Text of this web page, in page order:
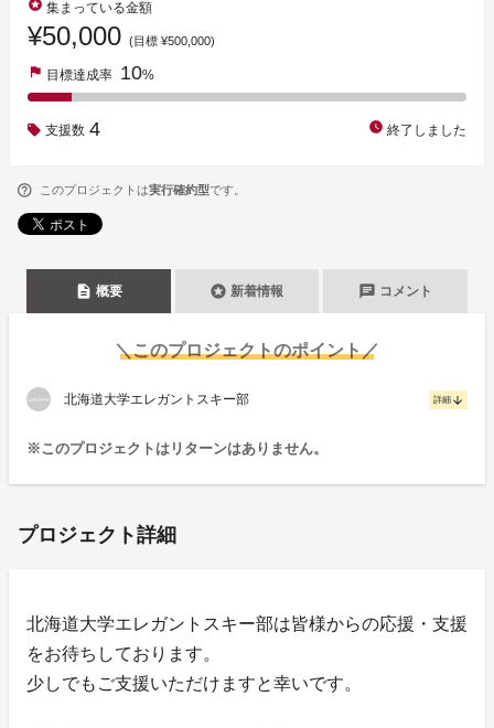
stars 集まっている金額
¥50,000 (目標 ¥500,000)
flag 目標達成率 10%
支援数 4 watch_later 終了しました
このプロジェクトは実行確約型です。
description 概要 stars 新着情報 chat コメント
＼このプロジェクトのポイント／
北海道大学エレガントスキー部 詳細 arrow_downward
※このプロジェクトはリターンはありません。
プロジェクト詳細
北海道大学エレガントスキー部は皆様からの応援・支援
をお待ちしております。
少しでもご支援いただけますと幸いです。